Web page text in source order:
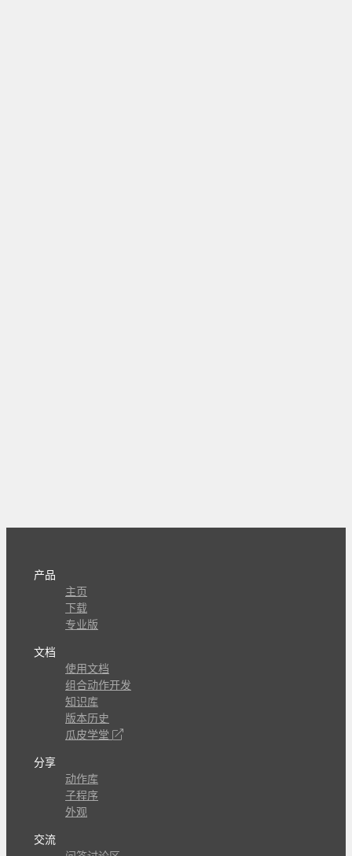
产品
主页
下载
专业版
文档
使用文档
组合动作开发
知识库
版本历史
瓜皮学堂
分享
动作库
子程序
外观
交流